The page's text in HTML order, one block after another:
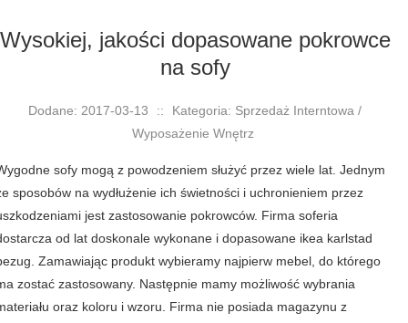
Wysokiej, jakości dopasowane pokrowce
na sofy
Dodane: 2017-03-13 ::
Kategoria: Sprzedaż Interntowa /
Wyposażenie Wnętrz
sofy mogą z powodzeniem służyć przez wiele lat. Jednym
sposobów na wydłużenie ich świetności i uchronieniem przez
jest zastosowanie pokrowców. Firma soferia
od lat doskonale wykonane i dopasowane ikea karlstad
Zamawiając produkt wybieramy najpierw mebel, do którego
zostać zastosowany. Następnie mamy możliwość wybrania
oraz koloru i wzoru. Firma nie posiada magazynu z